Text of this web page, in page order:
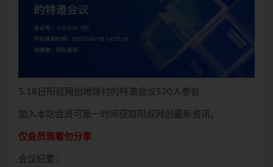
5.18日阳叔网创地球村的特邀会议520人参会
加入本站会员可第一时间获取阳叔网创最新资讯。
仅会员观看勿分享
会议纪要：